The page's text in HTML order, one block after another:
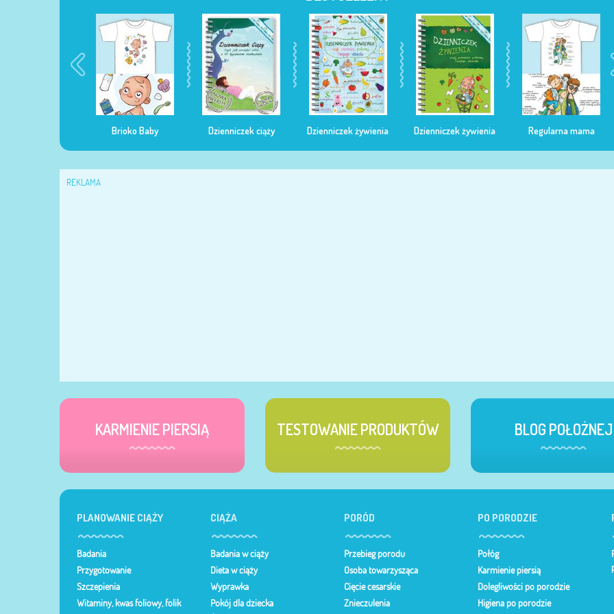
Brioko Baby Dzienniczek ciąży Dzienniczek żywienia Dzienniczek żywienia Regularna mama
REKLAMA
KARMIENIE PIERSIĄ TESTOWANIE PRODUKTÓW BLOG POŁOŻNEJ
PLANOWANIE CIĄŻY
Badania
Przygotowanie
Szczepienia
Witaminy, kwas foliowy, folik
CIĄŻA
Badania w ciąży
Dieta w ciąży
Wyprawka
Pokój dla dziecka
PORÓD
Przebieg porodu
Osoba towarzysząca
Cięcie cesarskie
Znieczulenia
PO PORODZIE
Połóg
Karmienie piersią
Dolegliwości po porodzie
Higiena po porodzie